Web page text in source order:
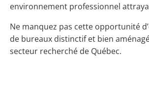
environnement professionnel
Ne manquez pas cette opportunité
de bureaux distinctif et bien
secteur recherché de Québec.